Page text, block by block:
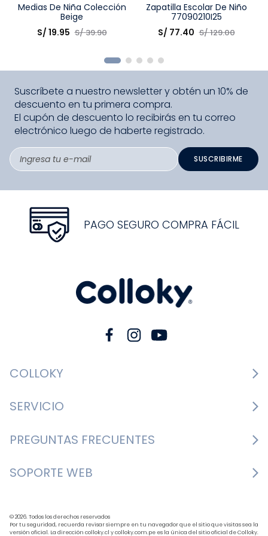
Talla
Elige una opción
Medias De Niña Colección
Beige
S/ 19.95 S/39.90
TallaZapatilla Escolar De Niño
77090210I25
S/ 77.40 S/129.00
Suscríbete a nuestro newsletter y obtén un 10% de
descuento en tu primera compra.
El cupón de descuento lo recibirás en tu correo
electrónico luego de haberte registrado.
SUSCRIBIRME
PAGO SEGURO COMPRA FÁCIL
COLLOKY
Guía de tallas Accesorios
SERVICIO
Formulario de contacto
PREGUNTAS FRECUENTES
Política de despacho
SOPORTE WEB
Horario de atención: Lunes a Jueves de 9:30 a 18:00
© 2026. Todos los derechos reservados
Por tu seguridad, recuerda revisar siempre en tu navegador que el sitio que visitas sea la
versión oficial. La dirección colloky.cl y colloky.com.pe es la única del sitio oficial de Colloky.